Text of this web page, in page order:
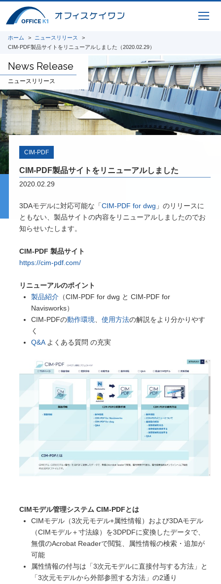
取り組んでいます。共同開発やオープンイノ
ベーション、また投稿論文や講演実績を紹介
i-Construction
橋梁の建設現場におけるオープンイノベーシ
ョン
オフィスケイワンが参画するコンソーシアム
が取り組んだ「建設現場の生産性を飛躍的に
向上するための革新的技術の導入・活用に関
するプロジェクト」をご紹介しています。
橋梁は構造形式の違いで「桁橋」「アーチ
橋」「トラス橋」「斜張橋」「吊橋」に大別
ホーム
ニュースリリース
CIM-PDF製品サイトをリニューアルしました（2020.02.29）
News Release
ニュースリリース
CIM-PDF
CIM-PDF製品サイトをリニューアルしました
2020.02.29
3DAモデルに対応可能な「CIM-PDF for dwg 」のリリースに
ともない、製品サイトの内容をリニューアルしましたのでお
知らせいたします。
CIM-PDF 製品サイト
https://cim-pdf.com/
リニューアルのポイント
製品紹介 （CIM-PDF for dwg と CIM-PDF for
Navisworks）
CIM-PDFの動作環境 、使用方法の解説をより分かりやす
く
Q&Aよくある質問 の充実
CIMモデル管理システム CIM-PDFとは
CIMモデル（3次元モデル+属性情報）および3DAモデル
（CIMモデル＋寸法線）を3DPDFに変換したデータで、
無償のAcrobat Readerで閲覧、属性情報の検索・追加が
可能
属性情報の付与は「3次元モデルに直接付与する方法」と
「3次元モデルから外部参照する方法」の2通り